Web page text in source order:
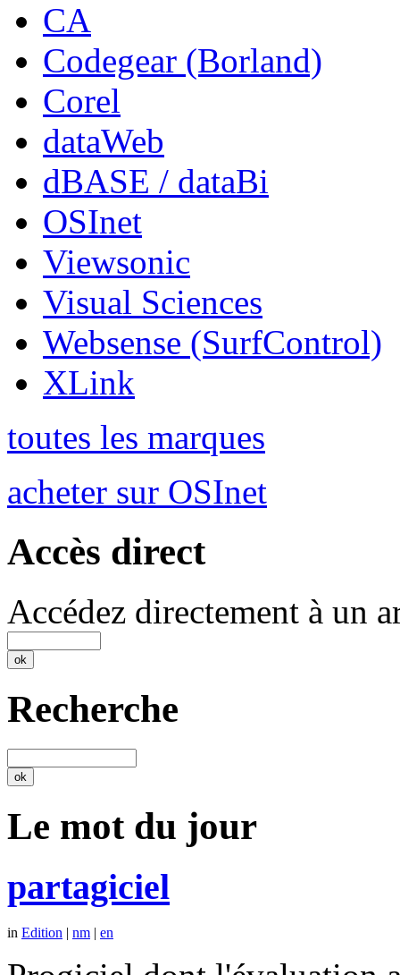
CA
Codegear (Borland)
Corel
dataWeb
dBASE / dataBi
OSInet
Viewsonic
Visual Sciences
Websense (SurfControl)
XLink
toutes les marques
acheter sur OSInet
Accès direct
Accédez directement à un
Recherche
Le mot du jour
partagiciel
in Edition | nm | en